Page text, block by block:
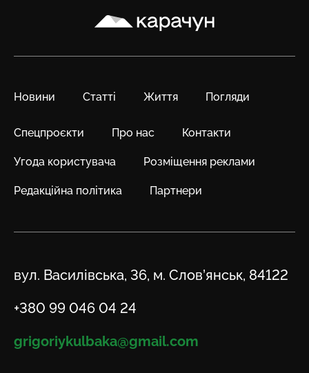
Карачун
Новини Статті Життя Погляди
Спецпроєкти Про нас Контакти
Угода користувача Розміщення реклами
Редакційна політика Партнери
Адреса
вул. Василівська, 36, м. Слов’янськ, 84122
Телефон
+380 99 046 04 24
Email
grigoriykulbaka@gmail.com